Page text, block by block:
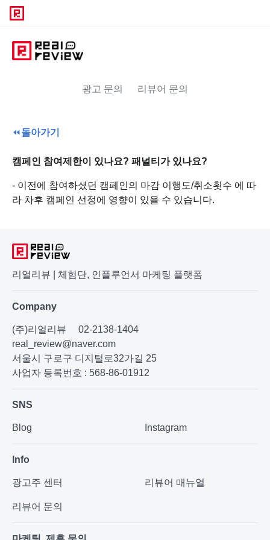
광고 문의 리뷰어 문의
⏪돌아가기
캠페인 참여제한이 있나요? 패널티가 있나요?
- 이전에 참여하셨던 캠페인의 마감 이행도/취소횟수 에 따
라 차후 캠페인 선정에 영향이 있을 수 있습니다.
리얼리뷰 | 체험단, 인플루언서 마케팅 플랫폼
Company
(주)리얼리뷰
02-2138-1404
real_review@naver.com
서울시 구로구 디지털로32가길 25
사업자 등록번호 : 568-86-01912
SNS
Blog Instagram
Info
광고주 센터 리뷰어 매뉴얼
리뷰어 문의